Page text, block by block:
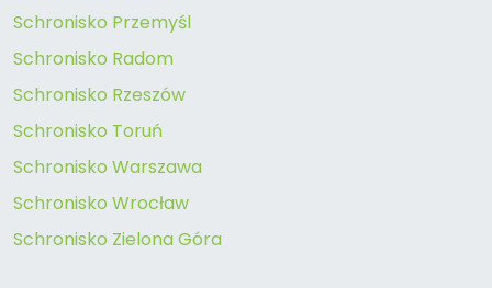
Schronisko Przemyśl
Schronisko Radom
Schronisko Rzeszów
Schronisko Toruń
Schronisko Warszawa
Schronisko Wrocław
Schronisko Zielona Góra